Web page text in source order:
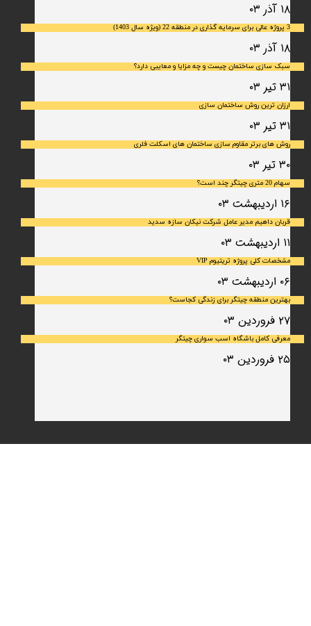
۱۸ آذر ۰۳
3 پروژه عالی برای سرمایه گذاری در منطقه 22 (ویژه سال 1403)
۱۸ آذر ۰۳
سبک سازی ساختمان چیست و چه مزایا و معایبی دارد؟
۳۱ تیر ۰۳
ارزان ترین روش ساختمان سازی
۳۱ تیر ۰۳
روش های برتر مقاوم سازی ساختمان های اسکلت فلری
۳۰ تیر ۰۳
سهام 20 متری چیتگر چند است؟
۱۶ اردیبهشت ۰۳
قربان داهیم مدیر عامل شرکت نیکان سازه سدید
۱۱ اردیبهشت ۰۳
مشخصات کلی پروژه تریتیوم VIP
۰۶ اردیبهشت ۰۳
بهترین منطقه چیتگر برای زندگی کجاست؟
۲۷ فروردین ۰۳
معرفی کامل باشگاه اسب سواری چیتگر
۲۵ فروردین ۰۳